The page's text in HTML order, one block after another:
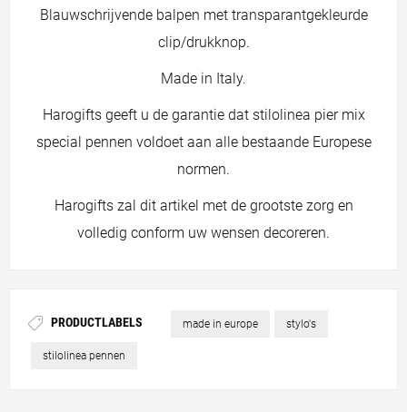
Blauwschrijvende balpen met transparantgekleurde
clip/drukknop.
Made in Italy.
Harogifts geeft u de garantie dat stilolinea pier mix
special pennen voldoet aan alle bestaande Europese
normen.
Harogifts zal dit artikel met de grootste zorg en
volledig conform uw wensen decoreren.
PRODUCTLABELS made in europe stylo's
stilolinea pennen